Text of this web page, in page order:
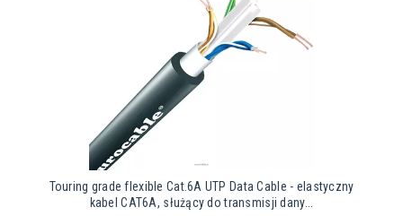
Touring grade flexible Cat.6A UTP Data Cable - elastyczny
kabel CAT6A, służący do transmisji dany...